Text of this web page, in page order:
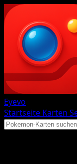
Eyevo
Startseite Karten